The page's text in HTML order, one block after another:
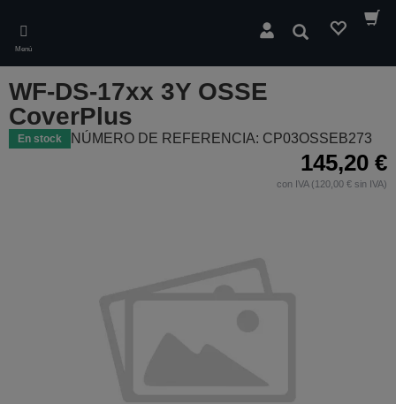
main
content
Menú
Buscar
WF-DS-17xx 3Y OSSE
CoverPlus
En stock NÚMERO DE REFERENCIA: CP03OSSEB273
145,20 €
con IVA (120,00 € sin IVA)